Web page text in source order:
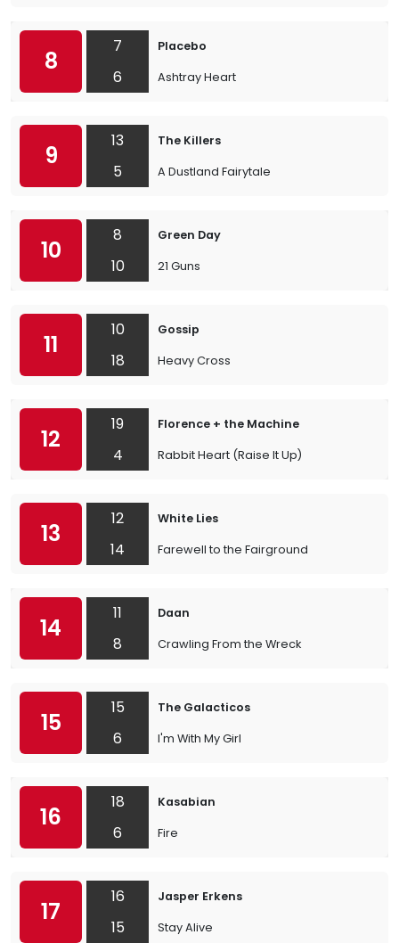
8
7
6
Placebo
Ashtray Heart
9
13
5
The Killers
A Dustland Fairytale
10
8
10
Green Day
21 Guns
11
10
18
Gossip
Heavy Cross
12
19
4
Florence + the Machine
Rabbit Heart (Raise It Up)
13
12
14
White Lies
Farewell to the Fairground
14
11
8
Daan
Crawling From the Wreck
15
15
6
The Galacticos
I'm With My Girl
16
18
6
Kasabian
Fire
17
16
15
Jasper Erkens
Stay Alive